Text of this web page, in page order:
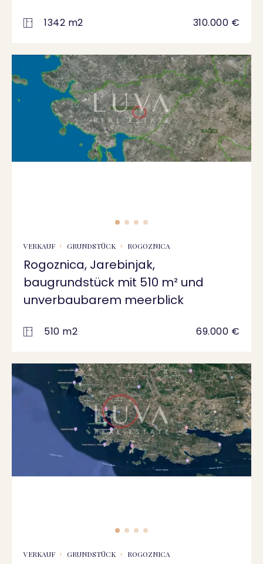
1342 m2 310.000 €
VERKAUF GRUNDSTÜCK ROGOZNICA
Rogoznica, Jarebinjak,
baugrundstück mit 510 m² und
unverbaubarem meerblick
510 m2 69.000 €
VERKAUF GRUNDSTÜCK ROGOZNICA